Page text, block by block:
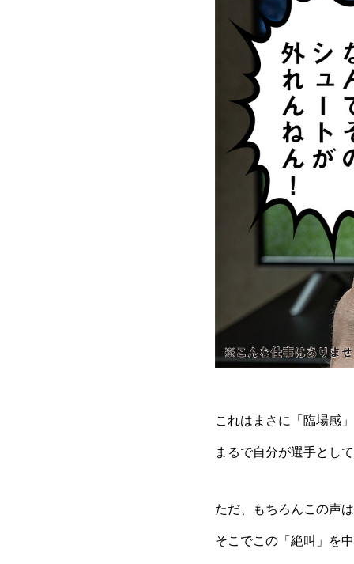
これはまさに「臨場感
まるで自分が選手とし
ただ、もちろんこの声
そこでこの「絶叫」を